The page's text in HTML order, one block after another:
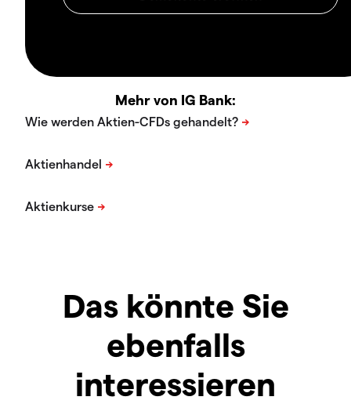
Mehr von IG Bank:
Das könnte Sie
ebenfalls
interessieren